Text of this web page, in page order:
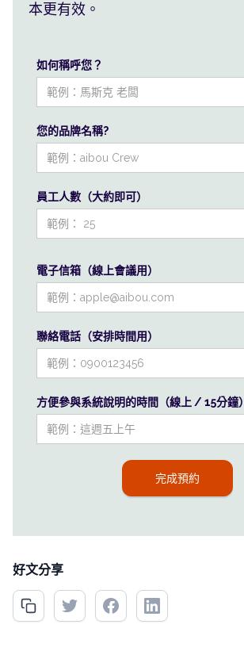
本更有效。
如何稱呼您？
您的品牌名稱?
員工人數（大約即可）
電子信箱（線上會議用）
聯絡電話（安排時間用）
方便參與系統說明的時間（線上 / 15分鐘）
好文分享